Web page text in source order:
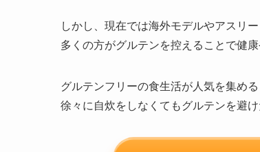
しかし、現在では海外モデルやアスリ
多くの方がグルテンを控えることで健
グルテンフリーの食生活が人気を集め
徐々に自炊をしなくてもグルテンを避